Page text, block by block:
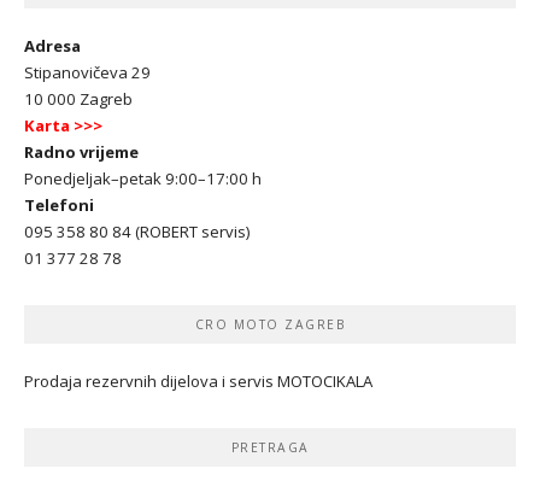
Adresa
Stipanovičeva 29
10 000 Zagreb
Karta >>>
Radno vrijeme
Ponedjeljak–petak 9:00–17:00 h
Telefoni
095 358 80 84 (ROBERT servis)
01 377 28 78
CRO MOTO ZAGREB
Prodaja rezervnih dijelova i servis MOTOCIKALA
PRETRAGA